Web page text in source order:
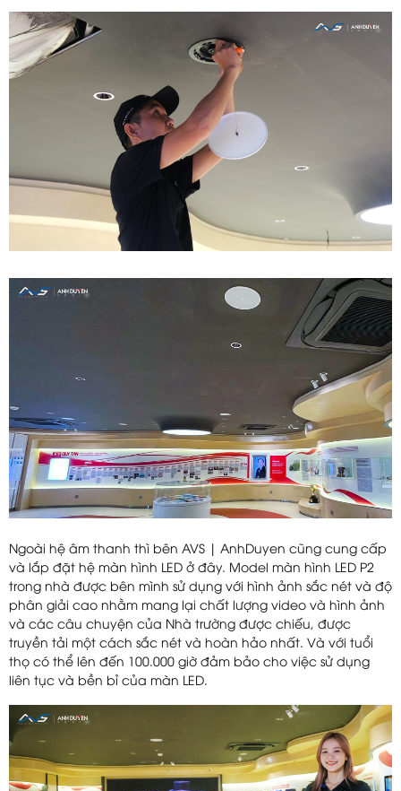
Ngoài hệ âm thanh thì bên AVS | AnhDuyen cũng cung cấp
và lắp đặt hệ màn hình LED ở đây. Model màn hình LED P2
trong nhà được bên mình sử dụng với hình ảnh sắc nét và độ
phân giải cao nhằm mang lại chất lượng video và hình ảnh
và các câu chuyện của Nhà trường được chiếu, được
truyền tải một cách sắc nét và hoàn hảo nhất. Và với tuổi
thọ có thể lên đến 100.000 giờ đảm bảo cho việc sử dụng
liên tục và bền bỉ của màn LED.